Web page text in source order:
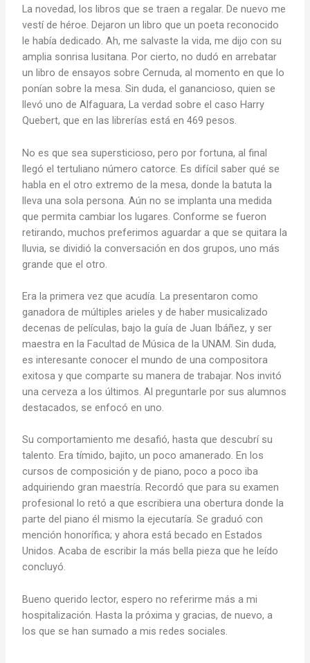
La novedad, los libros que se traen a regalar. De nuevo me
vestí de héroe. Dejaron un libro que un poeta reconocido
le había dedicado. Ah, me salvaste la vida, me dijo con su
amplia sonrisa lusitana. Por cierto, no dudó en arrebatar
un libro de ensayos sobre Cernuda, al momento en que lo
ponían sobre la mesa. Sin duda, el ganancioso, quien se
llevó uno de Alfaguara, La verdad sobre el caso Harry
Quebert, que en las librerías está en 469 pesos.
No es que sea supersticioso, pero por fortuna, al final
llegó el tertuliano número catorce. Es difícil saber qué se
habla en el otro extremo de la mesa, donde la batuta la
lleva una sola persona. Aún no se implanta una medida
que permita cambiar los lugares. Conforme se fueron
retirando, muchos preferimos aguardar a que se quitara la
lluvia, se dividió la conversación en dos grupos, uno más
grande que el otro.
Era la primera vez que acudía. La presentaron como
ganadora de múltiples arieles y de haber musicalizado
decenas de películas, bajo la guía de Juan Ibáñez, y ser
maestra en la Facultad de Música de la UNAM. Sin duda,
es interesante conocer el mundo de una compositora
exitosa y que comparte su manera de trabajar. Nos invitó
una cerveza a los últimos. Al preguntarle por sus alumnos
destacados, se enfocó en uno.
Su comportamiento me desafió, hasta que descubrí su
talento. Era tímido, bajito, un poco amanerado. En los
cursos de composición y de piano, poco a poco iba
adquiriendo gran maestría. Recordó que para su examen
profesional lo retó a que escribiera una obertura donde la
parte del piano él mismo la ejecutaría. Se graduó con
mención honorífica; y ahora está becado en Estados
Unidos. Acaba de escribir la más bella pieza que he leído
concluyó.
Bueno querido lector, espero no referirme más a mi
hospitalización. Hasta la próxima y gracias, de nuevo, a
los que se han sumado a mis redes sociales.